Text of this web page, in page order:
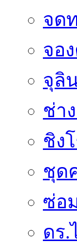
จด
จอ
จุลิ
ช่า
ชิง
ชุด
ซ่อ
ดร.